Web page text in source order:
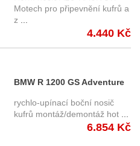
GPT.07.352.15000/S
Motech pro připevnění kufrů a
z
4.440 Kč
BMW R 1200 GS Adventure
(06-12) boční nosič EVO
SW-Motech
rychlo-upínací boční nosič
kufrů montáž/demontáž hot
6.854 Kč